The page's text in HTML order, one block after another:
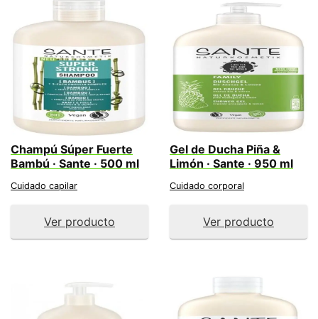
Champú Súper Fuerte
Bambú · Sante · 500 ml
Cuidado capilar
Ver producto
Gel de Ducha Piña &
Limón · Sante · 950 ml
Cuidado corporal
Ver producto